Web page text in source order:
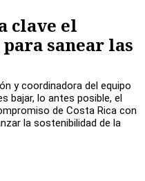
clave el
sanear las
y coordinadora del equipo
bajar, lo antes posible, el
de Costa Rica con
la sostenibilidad de la